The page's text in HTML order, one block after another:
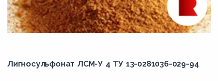
Лигносульфонат ЛСМ-У 4 ТУ 13-0281036-029-94